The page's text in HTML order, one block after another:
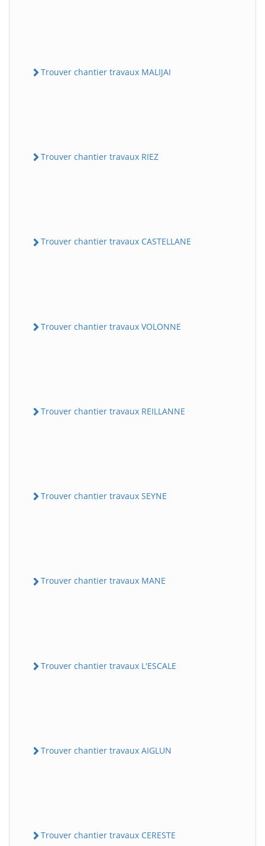
Trouver chantier travaux MALIJAI
Trouver chantier travaux RIEZ
Trouver chantier travaux CASTELLANE
Trouver chantier travaux VOLONNE
Trouver chantier travaux REILLANNE
Trouver chantier travaux SEYNE
Trouver chantier travaux MANE
Trouver chantier travaux L'ESCALE
Trouver chantier travaux AIGLUN
Trouver chantier travaux CERESTE